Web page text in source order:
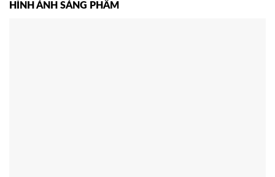
HÌNH ẢNH SẢNG PHẨM